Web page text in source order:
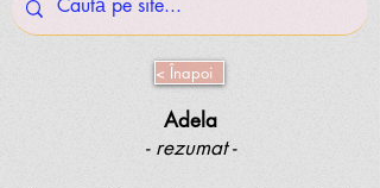
< Înapoi
Adela
- rezumat -